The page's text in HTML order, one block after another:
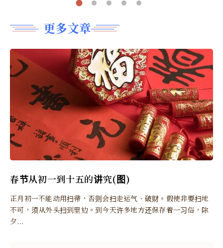
更多文章
春节从初一到十五的讲究(图)
正月初一不能动用扫帚，否则会扫走运气、破财。假使非要扫地
不可，须从外头扫到里边。到今天许多地方还保存着一习俗，除
夕...